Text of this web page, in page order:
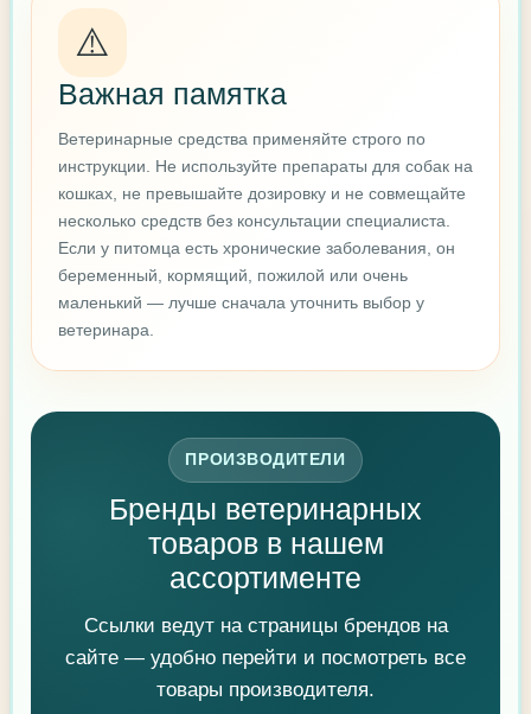
⚠️
Важная памятка
Ветеринарные средства применяйте строго по
инструкции. Не используйте препараты для собак на
кошках, не превышайте дозировку и не совмещайте
несколько средств без консультации специалиста.
Если у питомца есть хронические заболевания, он
беременный, кормящий, пожилой или очень
маленький — лучше сначала уточнить выбор у
ветеринара.
ПРОИЗВОДИТЕЛИ
Бренды ветеринарных
товаров в нашем
ассортименте
Ссылки ведут на страницы брендов на
сайте — удобно перейти и посмотреть все
товары производителя.